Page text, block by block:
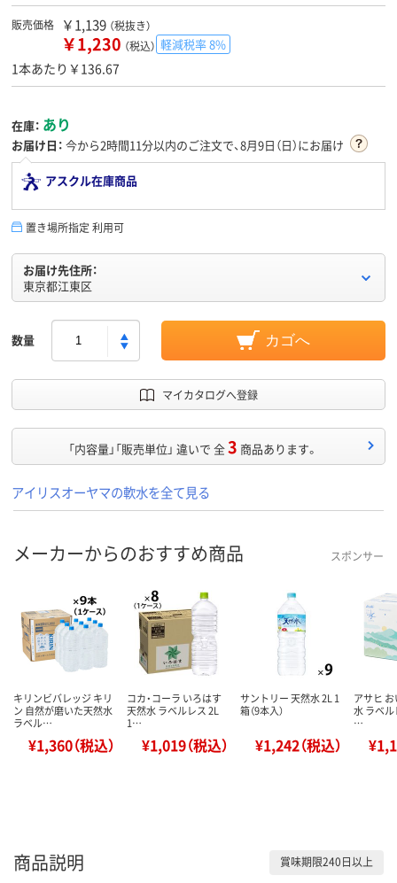
販売価格 ￥1,139 （税抜き）
￥1,230 （税込） 軽減税率 8%
1本あたり￥136.67
在庫： あり
お届け日： 今から2時間11分以内のご注文で、8月9日（日）にお届け
アスクル在庫商品
置き場所指定 利用可
お届け先住所：
東京都江東区
数量 カゴへ
マイカタログへ登録
「内容量」「販売単位」 違いで 全3 商品あります。
アイリスオーヤマの軟水を全て見る
メーカーからのおすすめ商品 スポンサー
キリンビバレッジ キリ
ン 自然が磨いた天然水
ラベル…
¥1,360（税込）
コカ・コーラ いろはす
天然水 ラベルレス 2L
1…
¥1,019（税込）
サントリー 天然水 2L 1
箱（9本入）
¥1,242（税込）
アサヒ
水 ラベ
…
商品説明 賞味期限240日以上